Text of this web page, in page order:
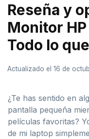
Reseña y
Monitor
Todo lo
Actualizado el 16 de
¿Te has sentido en
pantalla pequeña
películas favoritas?
de mi laptop